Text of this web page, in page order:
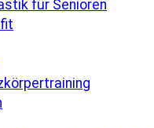
für Senioren